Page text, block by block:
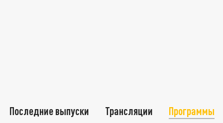
Последние выпуски Трансляции Программы